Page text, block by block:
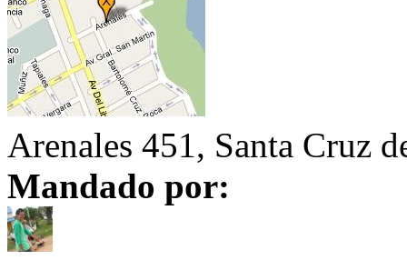
Arenales 451, Santa Cruz
Mandado por: